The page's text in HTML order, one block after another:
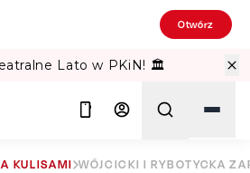
Otwórz
Lato w PKiN! 🏛️
KULISAMI WÓJCICKI I RYBOTYCKA